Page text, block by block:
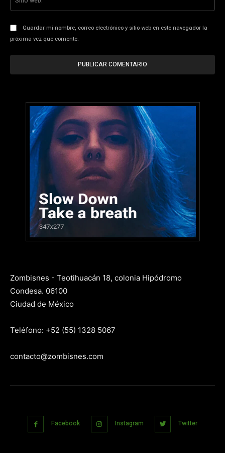
Guardar mi nombre, correo electrónico y sitio web en este navegador la
próxima vez que comente.
Zombisnes - Teotihuacán 18, colonia Hipódromo
Condesa. 06100
Ciudad de México
Teléfono: +52 (55) 1328 5067
contacto@zombisnes.com
Facebook Instagram Twitter